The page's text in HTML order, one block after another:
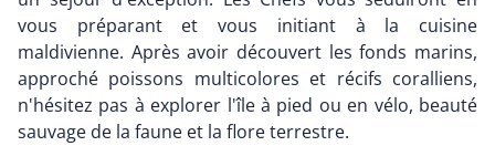
vous préparant et vous initiant à la cuisine
maldivienne. Après avoir découvert les fonds marins,
approché poissons multicolores et récifs coralliens,
n'hésitez pas à explorer l'île à pied ou en vélo, beauté
sauvage de la faune et la flore terrestre.